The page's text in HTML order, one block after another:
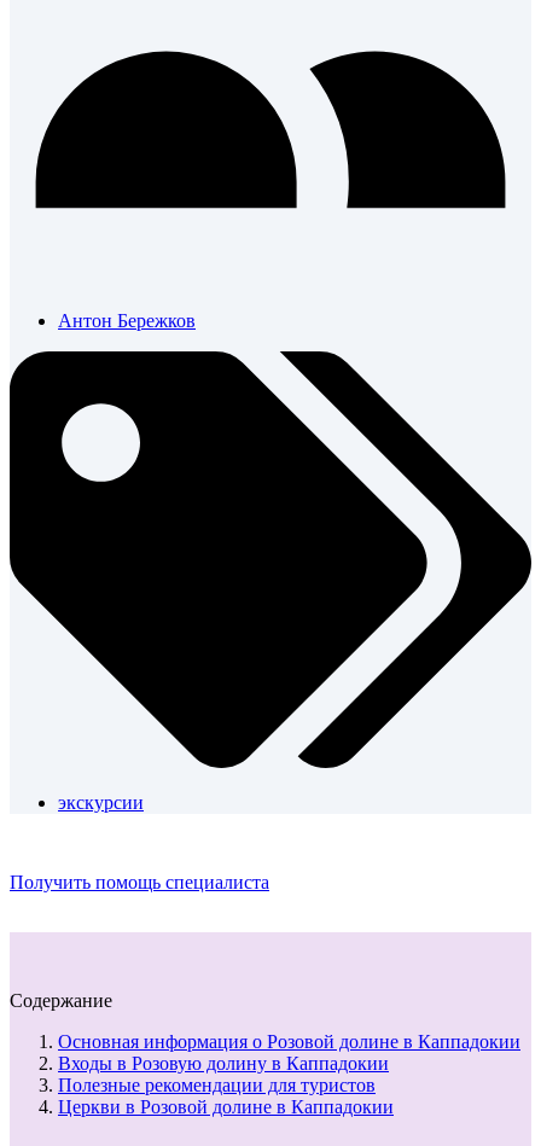
Антон Бережков
экскурсии
Получить помощь специалиста
Содержание
Основная информация о Розовой долине в Каппадокии
Входы в Розовую долину в Каппадокии
Полезные рекомендации для туристов
Церкви в Розовой долине в Каппадокии